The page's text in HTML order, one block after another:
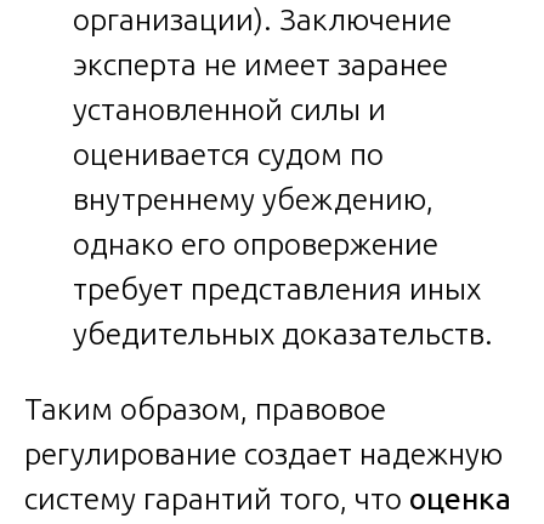
организации). Заключение
эксперта не имеет заранее
установленной силы и
оценивается судом по
внутреннему убеждению,
однако его опровержение
требует представления иных
убедительных доказательств.
Таким образом, правовое
регулирование создает надежную
систему гарантий того, что оценка